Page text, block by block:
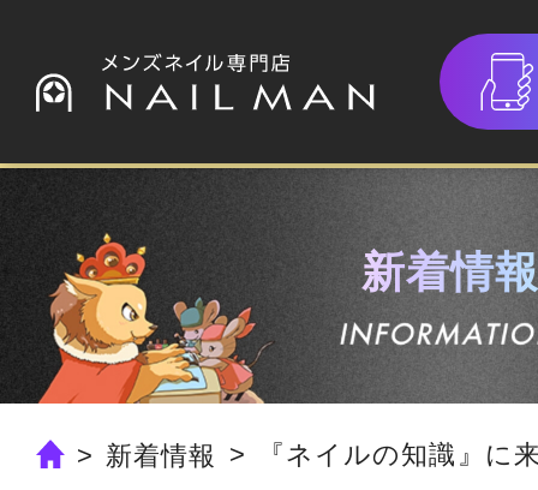
新着情
新着情報 『ネイルの知識』に